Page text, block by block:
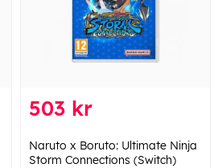
503 kr
Naruto x Boruto: Ultimate Ninja
Storm Connections (Switch)